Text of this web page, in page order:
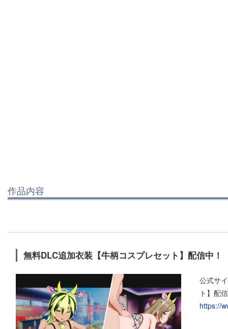
作品内容
無料DLC追加衣装【牛柄コスプレセット】配信中！
公式サ
ト】配
https://